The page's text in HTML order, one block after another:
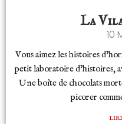
La
10
Vous aimez les histoires
petit laboratoire d’histoires,
Une boîte de chocolats
picorer